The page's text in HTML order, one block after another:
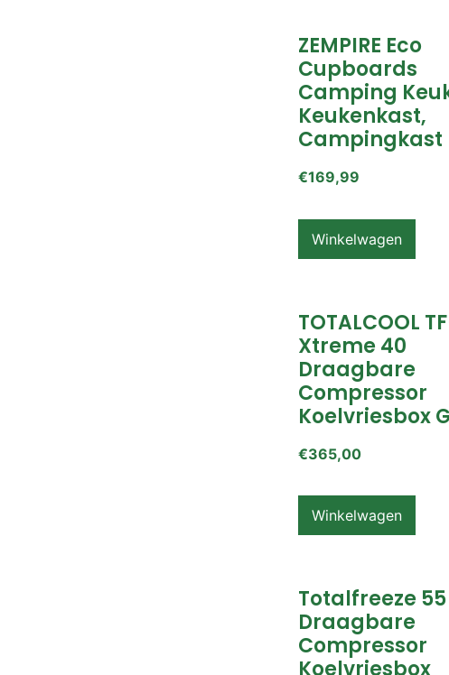
ZEMPIRE Eco
Cupboards
Camping
Keukenkast,
Campingkast
€169,99
Winkelwagen
TOTALCOOL
Xtreme 40
Draagbare
Compressor
Koelvriesbox
€365,00
Winkelwagen
Totalfreeze 55
Draagbare
Compressor
Koelvriesbox